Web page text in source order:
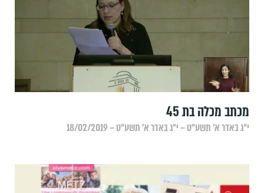
מכתב מכלה בת 45
י״ג באדר א׳ תשע״ט – י״ג באדר א׳ תשע״ט – 18/02/2019